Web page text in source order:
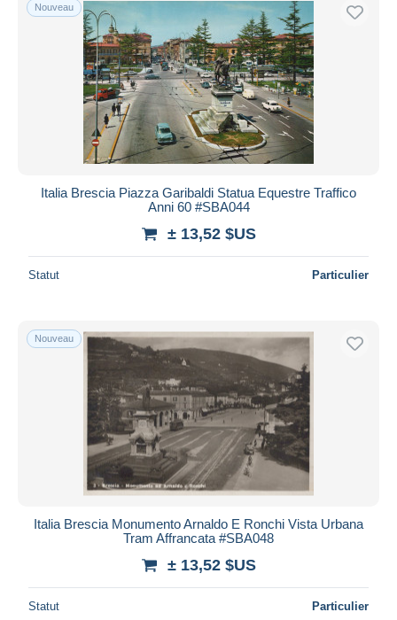
Nouveau
Italia Brescia Piazza Garibaldi Statua Equestre Traffico
Anni 60 #SBA044
± 13,52 $US
Statut Particulier
Nouveau
Italia Brescia Monumento Arnaldo E Ronchi Vista Urbana
Tram Affrancata #SBA048
± 13,52 $US
Statut Particulier